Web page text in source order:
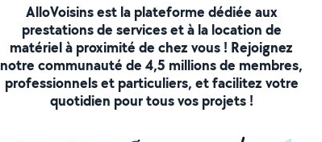
AlloVoisins est la plateforme dédiée aux
prestations de services et à la location de
matériel à proximité de chez vous ! Rejoignez
notre communauté de 4,5 millions de membres,
professionnels et particuliers, et facilitez votre
quotidien pour tous vos projets !